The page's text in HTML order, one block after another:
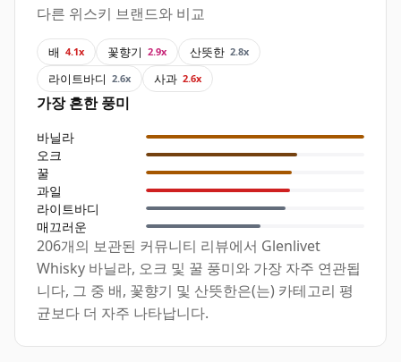
다른 위스키 브랜드와 비교
배 4.1x 꽃향기 2.9x 산뜻한 2.8x
라이트바디 2.6x 사과 2.6x
가장 흔한 풍미
바닐라
오크
꿀
과일
라이트바디
매끄러운
206개의 보관된 커뮤니티 리뷰에서 Glenlivet
Whisky 바닐라, 오크 및 꿀 풍미와 가장 자주 연관됩
니다, 그 중 배, 꽃향기 및 산뜻한은(는) 카테고리 평
균보다 더 자주 나타납니다.